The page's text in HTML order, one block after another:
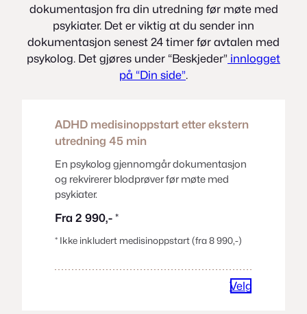
dokumentasjon fra din utredning før møte med
psykiater. Det er viktig at du sender inn
dokumentasjon senest 24 timer før avtalen med
psykolog. Det gjøres under “Beskjeder” innlogget
på “Din side”.
ADHD medisinoppstart etter ekstern
utredning 45 min
En psykolog gjennomgår dokumentasjon
og rekvirerer blodprøver før møte med
psykiater.
Fra 2 990,- *
* Ikke inkludert medisinoppstart (fra 8 990,-)
Velg